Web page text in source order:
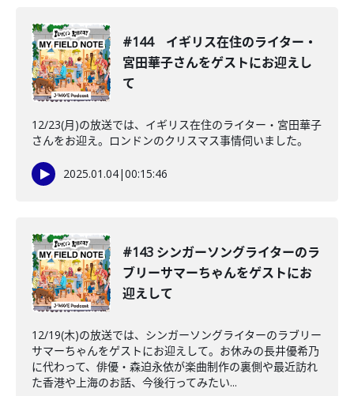
#144 イギリス在住のライター・
宮田華子さんをゲストにお迎えし
て
12/23(月)の放送では、イギリス在住のライター・宮田華子
さんをお迎え。ロンドンのクリスマス事情伺いました。
2025.01.04|00:15:46
#143 シンガーソングライターのラ
ブリーサマーちゃんをゲストにお
迎えして
12/19(木)の放送では、シンガーソングライターのラブリー
サマーちゃんをゲストにお迎えして。お休みの長井優希乃
に代わって、俳優・森迫永依が楽曲制作の裏側や最近訪れ
た香港や上海のお話、今後行ってみたい...